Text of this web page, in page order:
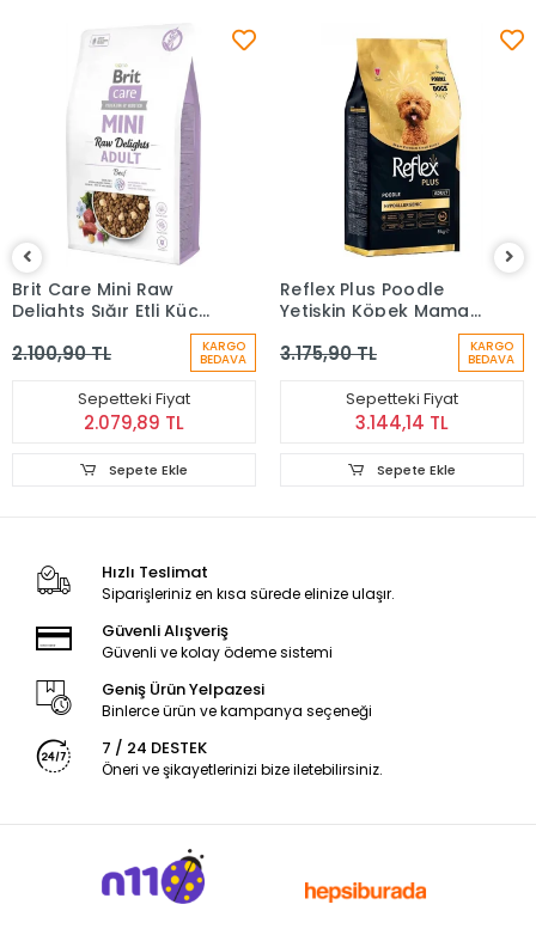
Brit Care Mini Raw
Delights Sığır Etli Küçük
Köpek Maması 2 Kg
2.100,90 TL KARGO
BEDAVA
Sepetteki Fiyat
2.079,89 TL
Sepete Ekle
Reflex Plus Poodle
Yetişkin Köpek Maması
3.175,90 TL KARGO
BEDAVA
Sepetteki Fiyat
3.144,14 TL
Sepete Ekle
Hızlı Teslimat
Siparişleriniz en kısa sürede elinize ulaşır.
Güvenli Alışveriş
Güvenli ve kolay ödeme sistemi
Geniş Ürün Yelpazesi
Binlerce ürün ve kampanya seçeneği
7 / 24 DESTEK
Öneri ve şikayetlerinizi bize iletebilirsiniz.